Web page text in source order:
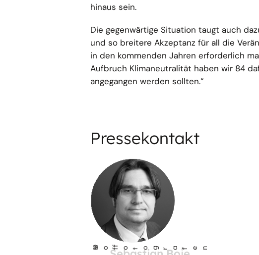
hinaus sein.
Die gegenwärtige Situation taugt auch
und so breitere Akzeptanz für all die
in den kommenden Jahren erforderlich
Aufbruch Klimaneutralität haben wir 84
angegangen werden sollten.“
Pressekontakt
©
Ho f
fo t
og r
a fen